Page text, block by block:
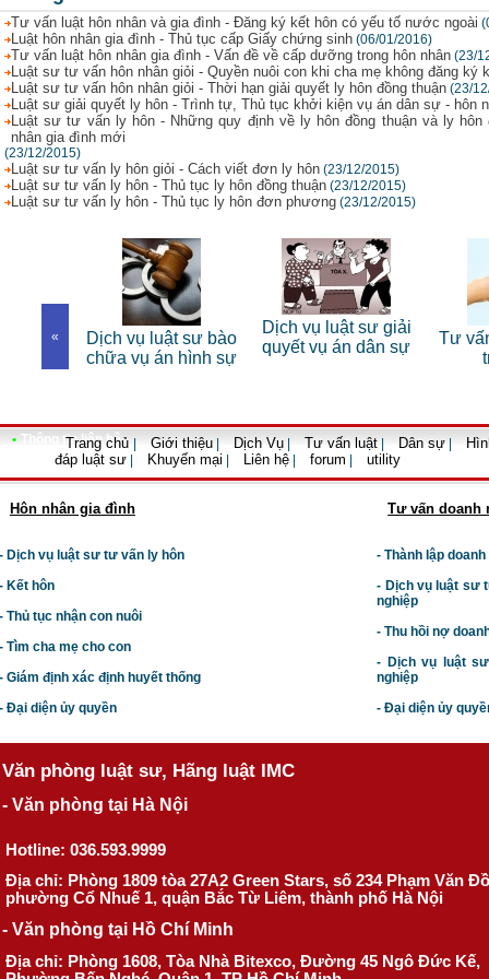
Tư vấn luật hôn nhân và gia đình - Đăng ký kết hôn có yếu tố nước ngoài
Luật hôn nhân gia đình - Thủ tục cấp Giấy chứng sinh (06/01/2016)
Tư vấn luật hôn nhân gia đình - Vấn đề về cấp dưỡng trong hôn nhân (23/
Luật sư tư vấn hôn nhân giỏi - Quyền nuôi con khi cha mẹ không đăng ký
Luật sư tư vấn hôn nhân giỏi - Thời hạn giải quyết ly hôn đồng thuận (23/
Luật sư giải quyết ly hôn - Trình tự, Thủ tục khởi kiện vụ án dân sự - hôn
Luật sư tư vấn ly hôn - Những quy định về ly hôn đồng thuận và ly
nhân gia đình mới
(23/12/2015)
Luật sư tư vấn ly hôn giỏi - Cách viết đơn ly hôn (23/12/2015)
Luật sư tư vấn ly hôn - Thủ tục ly hôn đồng thuận (23/12/2015)
Luật sư tư vấn ly hôn - Thủ tục ly hôn đơn phương (23/12/2015)
«
Dịch vụ luật sư bào
chữa vụ án hình sự
Dịch vụ luật sư giải
quyết vụ án dân sự
Tư
• Thông tin liên hệ
Trang chủ Giới thiệu Dịch Vụ Tư vấn luật Dân sự
đáp luật sư
Khuyến mại Liên hệ forum utility
Hôn nhân gia đình
Dịch vụ luật sư tư vấn ly hôn
Kết hôn
Thủ tục nhận con nuôi
Tìm cha mẹ cho con
Giám định xác định huyết thống
Đại diện ủy quyền
Tư vấn doanh
- Thành lập
- Dịch vụ luật sư t
nghiệp
- Thu hồi nợ
- Dịch vụ luật
nghiệp
- Đại diện ủy
Văn phòng luật sư, Hãng luật IMC
- Văn phòng tại Hà Nội
Hotline: 036.593.9999
Địa chỉ: Phòng 1809 tòa 27A2 Green Stars, số 234 Phạm Văn
phường Cổ Nhuế 1, quận Bắc Từ Liêm, thành phố Hà Nội
- Văn phòng tại Hồ Chí Minh
Địa chỉ: Phòng 1608, Tòa Nhà Bitexco, Đường 45 Ngô Đức Kế,